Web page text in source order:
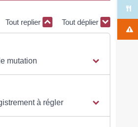
Tout replier Tout déplier
mutation
à régler